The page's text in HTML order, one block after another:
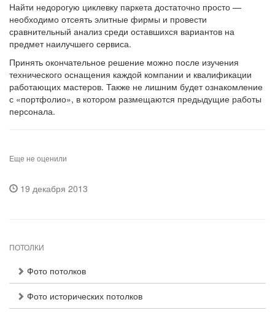
Найти недорогую циклевку паркета достаточно просто —
необходимо отсеять элитные фирмы и провести
сравнительный анализ среди оставшихся вариантов на
предмет наилучшего сервиса.
Принять окончательное решение можно после изучения
технического оснащения каждой компании и квалификации
работающих мастеров. Также не лишним будет ознакомление
с «портфолио», в котором размещаются предыдущие работы
персонала.
Еще не оценили
19 декабря 2013
ПОТОЛКИ
Фото потолков
Фото исторических потолков